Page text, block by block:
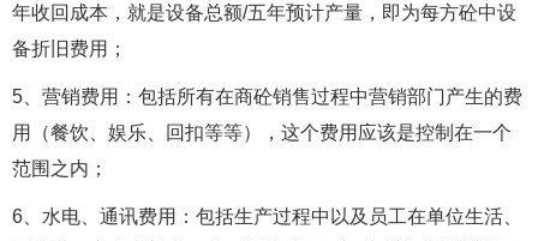
年收回成本，就是设备总额/五年预计产量，即为每方砼中设
备折旧费用；
5、营销费用：包括所有在商砼销售过程中营销部门产生的费
用（餐饮、娱乐、回扣等等），这个费用应该是控制在一个
范围之内；
6、水电、通讯费用：包括生产过程中以及员工在单位生活、